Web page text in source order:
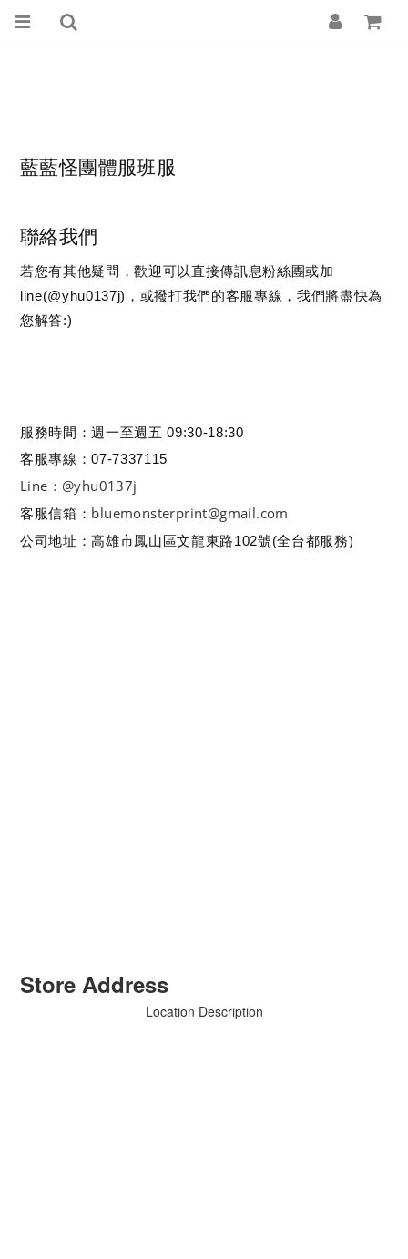
藍藍怪團體服班服
聯絡我們
若您有其他疑問，歡迎可以直接傳訊息粉絲團或加
line(@yhu0137j)，或撥打我們的客服專線，我們將盡快為
您解答:)
服務時間：週一至週五 09:30-18:30
客服專線：07-7337115
Line：@yhu0137j
客服信箱： bluemonsterprint@gmail.com
公司地址：高雄市鳳山區文龍東路102號(全台都服務)
Store Address
Location Description